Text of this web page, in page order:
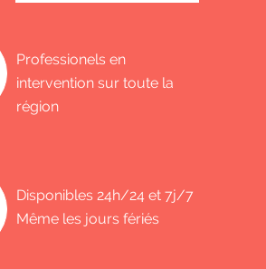
Professionels en
intervention sur toute la
région
Disponibles 24h/24 et 7j/7
Même les jours fériés